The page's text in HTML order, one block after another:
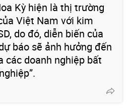
Kỳ hiện là thị trường
Việt Nam với kim
do đó, diễn biến của
báo sẽ ảnh hưởng đến
các doanh nghiệp bất